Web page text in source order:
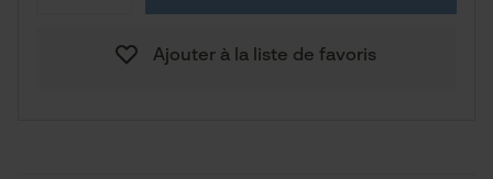
Ajouter à la liste de favoris